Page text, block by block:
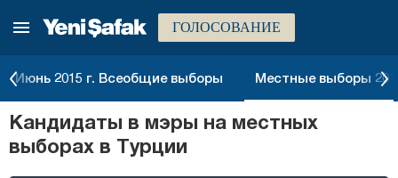
ГОЛОСОВАНИЕ
Июнь 2015 г. Всеобщие выборы Местные выборы
Кандидаты в мэры на местных
выборах в Турции
Чорум
Дюздже
Эдирне